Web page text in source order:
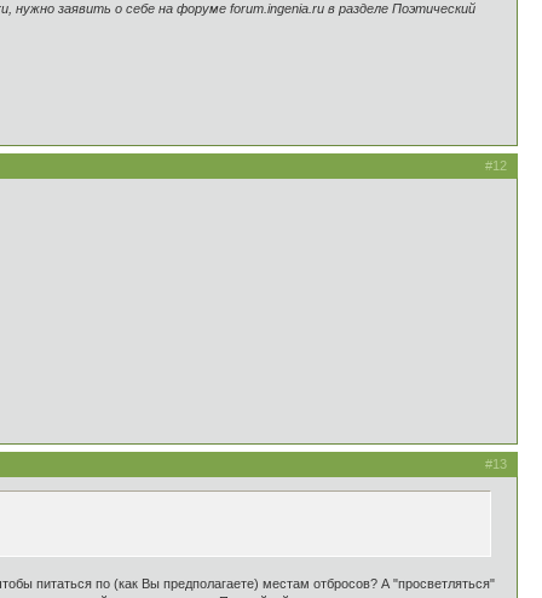
заявить о себе на форуме forum.ingenia.ru в разделе Поэтический
#12
#13
питаться по (как Вы предполагаете) местам отбросов? А "просветляться"